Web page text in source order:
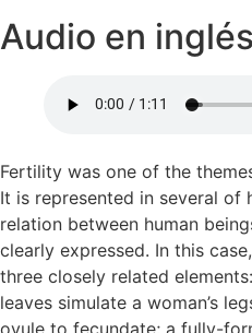
Audio en inglés
Fertility was one of the
It is represented in several of
relation between human
clearly expressed. In this
three closely related
leaves simulate a woman’s
ovule to fecundate; a fully-